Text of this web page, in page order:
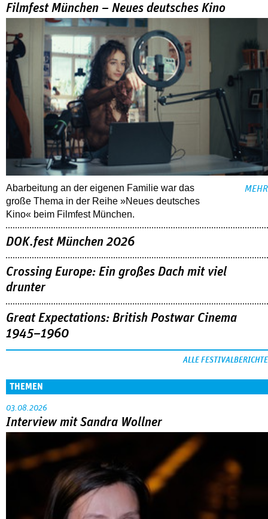
Filmfest München – Neues deutsches Kino
Abarbeitung an der eigenen Familie war das
große Thema in der Reihe »Neues deutsches
Kino« beim Filmfest München.
MEHR
DOK.fest München 2026
Crossing Europe: Ein großes Dach mit viel
drunter
Great Expectations: British Postwar Cinema
1945–1960
ALLE FESTIVALBERICHTE
THEMEN
03.08.2026
Interview mit Sandra Wollner